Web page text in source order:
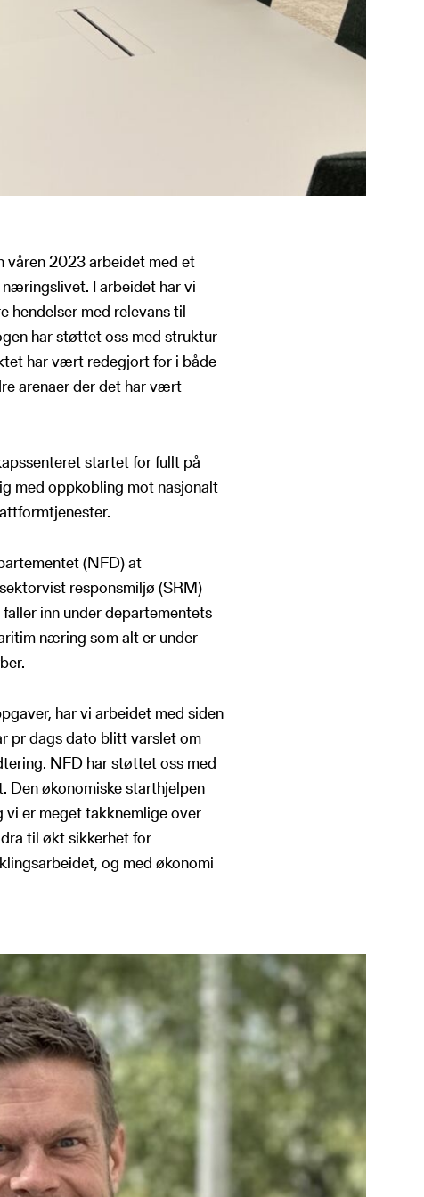
våren 2023 arbeidet med et
I arbeidet har vi
hendelser med relevans til
har støttet oss med struktur
har vært redegjort for i både
arenaer der det har vært
startet for fullt på
med oppkobling mot nasjonalt
(NFD) at
responsmiljø (SRM)
inn under departementets
næring som alt er under
har vi arbeidet med siden
pr dags dato blitt varslet om
NFD har støttet oss med
økonomiske starthjelpen
er meget takknemlige over
til økt sikkerhet for
og med økonomi